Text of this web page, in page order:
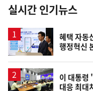
뉴
스
실시간 인기뉴스
혜택 자동
행정혁신
이 대통
대응 최대